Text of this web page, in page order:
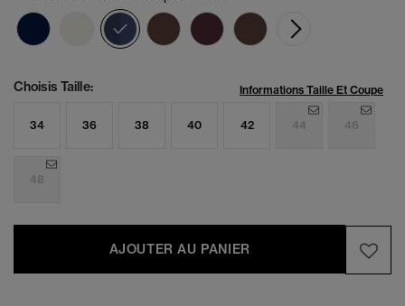
sélectionné
Choisis Taille: Informations Taille Et Coupe
34 36 38 40 42 44 46
48
AJOUTER AU PANIER